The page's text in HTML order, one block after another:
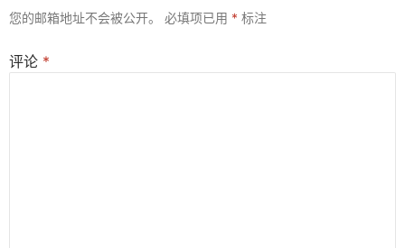
您的邮箱地址不会被公开。 必填项已用 * 标注
评论 *